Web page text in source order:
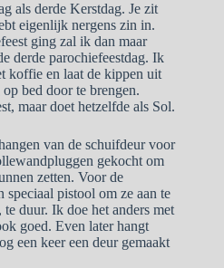
als derde Kerstdag. Je zit
eigenlijk nergens zin in.
ging zal ik dan maar
derde parochiefeestdag. Ik
koffie en laat de kippen uit
bed door te brengen.
maar doet hetzelfde als Sol.
van de schuifdeur voor
gekocht om
zetten. Voor de
speciaal pistool om ze aan te
duur. Ik doe het anders met
goed. Even later hangt
een keer een deur gemaakt